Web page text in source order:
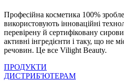
Професійна косметика 100%
використовують інноваційні
перевірену й сертифіковану
активні інгредієнти і таку, що не
речовин. Це все Vilight Beauty.
ПРОДУКТИ
ДИСТРИБ'ЮТЕРАМ